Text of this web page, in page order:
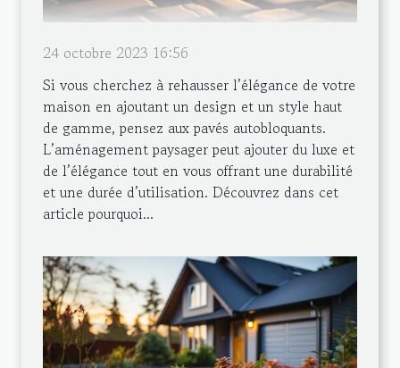
24 octobre 2023 16:56
Si vous cherchez à rehausser l’élégance de votre
maison en ajoutant un design et un style haut
de gamme, pensez aux pavés autobloquants.
L’aménagement paysager peut ajouter du luxe et
de l’élégance tout en vous offrant une durabilité
et une durée d’utilisation. Découvrez dans cet
article pourquoi...